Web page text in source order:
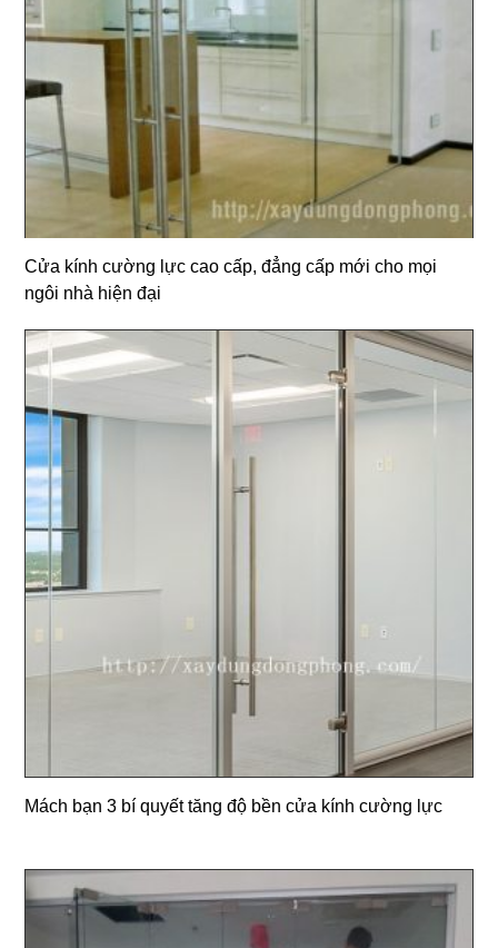
Cửa kính cường lực cao cấp, đẳng cấp mới cho mọi
ngôi nhà hiện đại
Mách bạn 3 bí quyết tăng độ bền cửa kính cường lực